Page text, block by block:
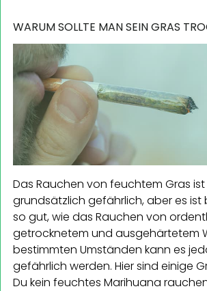
WARUM SOLLTE MAN SEIN GRAS
Das Rauchen von feuchtem Gras
grundsätzlich gefährlich, aber es ist
so gut, wie das Rauchen von
getrocknetem und ausgehärtetem
bestimmten Umständen kann es
gefährlich werden. Hier sind einige
Du kein feuchtes Marihuana